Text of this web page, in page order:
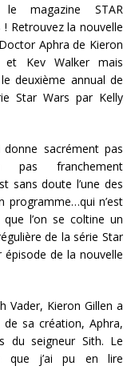
magazine STAR
! Retrouvez la nouvelle
Aphra de Kieron
et Kev Walker mais
deuxième annual de
Star Wars par Kelly
sacrément pas
pas franchement
sans doute l’une des
programme…qui n’est
l’on se coltine un
de la série Star
épisode de la nouvelle
Vader, Kieron Gillen a
sa création, Aphra,
du seigneur Sith. Le
que j’ai pu en lire